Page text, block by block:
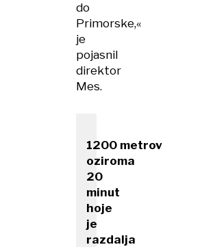
do
Primorske,«
je
pojasnil
direktor
Mes.
1200 metrov
oziroma
20
minut
hoje
je
razdalja